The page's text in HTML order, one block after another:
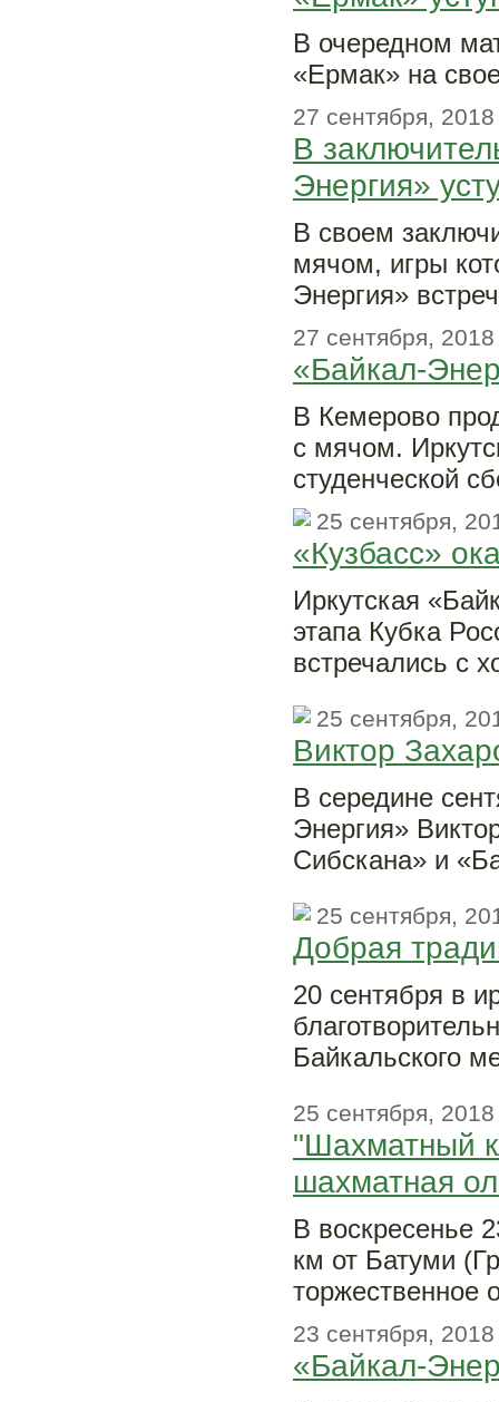
В очередном
«Ермак» на
27 сентября, 2018
В
Энергия»
В своем
мячом, игры
Энергия»
27 сентября, 2018
«Байкал-
В Кемерово
с мячом.
студенческой
25 сентября,
«Кузбасс»
Иркутская
этапа Кубка
встречались с
25 сентября,
Виктор
В середине
Энергия»
Сибскана» и
25 сентября,
Добрая
20 сентября в
Байкальского
25 сентября, 2018
"Шахматный
шахматная
В воскресенье
км от Батуми
торжественное
23 сентября, 2018
«Байкал-